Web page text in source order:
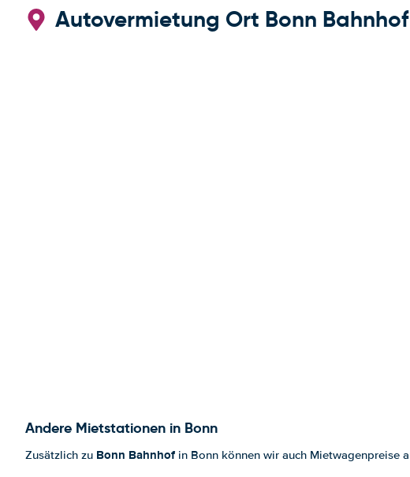
Autovermietung Ort Bonn Bahnhof
Andere Mietstationen in Bonn
Zusätzlich zu Bonn Bahnhof in Bonn können wir auch Mietwagenpreise